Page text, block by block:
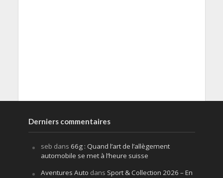
Derniers commentaires
seb dans 66g : Quand l’art de l’allègement
automobile se met à l’heure suisse
Aventures Auto dans Sport & Collection 2026 – En